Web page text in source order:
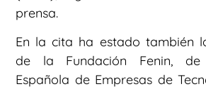
prensa.
En la cita ha estado también
de la Fundación Fenin, de
Española de Empresas de